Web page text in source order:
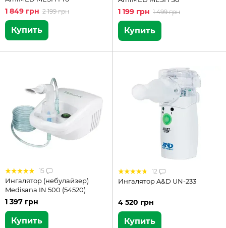
1 849 грн 2 199 грн
Купить
1 199 грн 1 499 грн
Купить
15
Ингалятор (небулайзер)
Medisana IN 500 (54520)
1 397 грн
Купить
12
Ингалятор A&D UN-233
4 520 грн
Купить